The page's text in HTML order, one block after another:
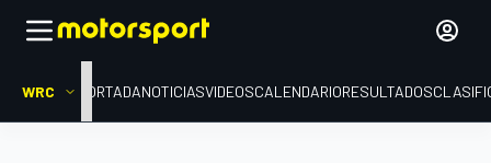
WRC PORTADANOTICIASVIDEOSCALENDARIORESULTADOS